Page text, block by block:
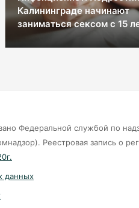
Калининграде начинают
заниматься сексом с 15
Федеральной службой по
Реестровая запись о
данных